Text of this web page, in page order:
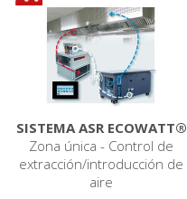
SISTEMA ASR ECOWATT®
Zona única - Control de
extracción/introducción de
aire